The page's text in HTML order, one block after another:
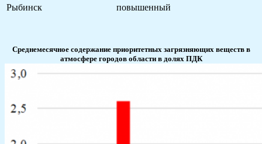
Рыбинск
повышенный
Среднемесячное содержание приоритетных загрязняющих веществ в
атмосфере городов областив долях ПДК